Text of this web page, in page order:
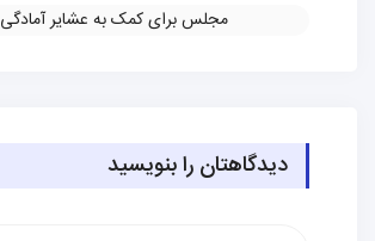
مجلس برای کمک به عشایر آمادگی کامل دارد
دیدگاهتان را بنویسید